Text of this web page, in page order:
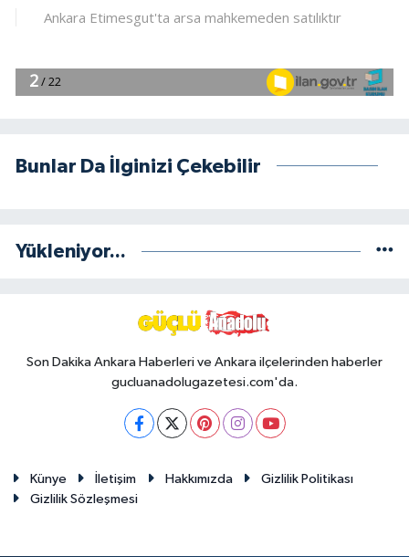
Bunlar Da İlginizi Çekebilir
Yükleniyor...
Son Dakika Ankara Haberleri ve Ankara ilçelerinden haberler
gucluanadolugazetesi.com'da.
Künye İletişim Hakkımızda
Gizlilik Politikası
Gizlilik Sözleşmesi